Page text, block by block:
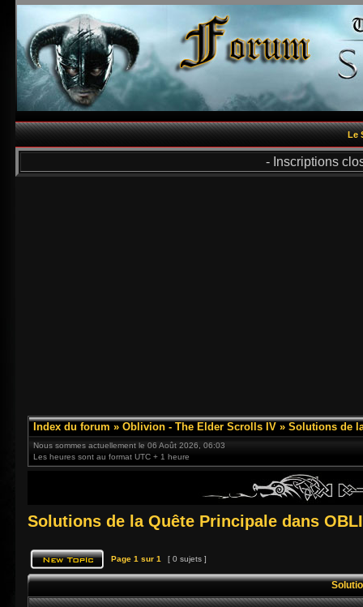
Le
- Inscriptions
Index du forum » Oblivion - The Elder Scrolls IV » Solutions de
Nous sommes actuellement le 06 Août 2026, 06:03
Les heures sont au format UTC + 1 heure
Solutions de la Quête Principale dans
Page 1 sur 1 [ 0 sujets ]